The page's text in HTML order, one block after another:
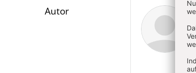
Überschrift
Autor